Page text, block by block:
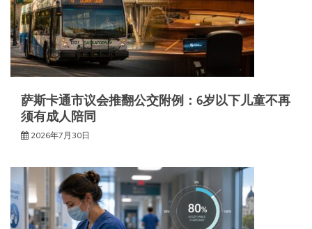
萨斯卡通市议会推翻公交附例：6岁以下儿童不再
须有成人陪同
2026年7月30日